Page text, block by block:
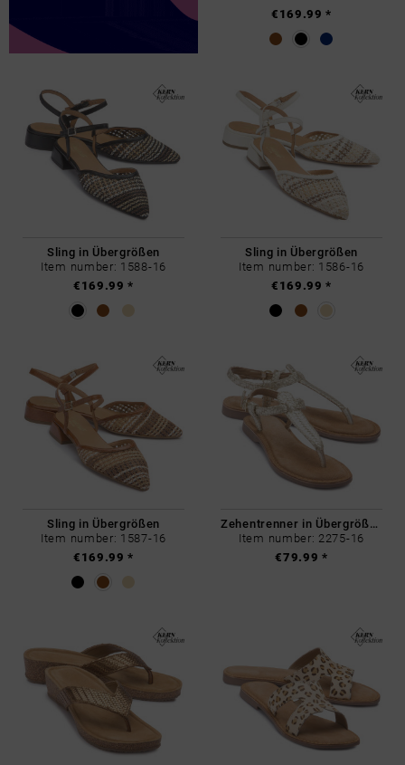
€169.99 *
Sling in Übergrößen
Item number: 1588-16
€169.99 *
Sling in Übergrößen
Item number: 1586-16
€169.99 *
Sling in Übergrößen
Item number: 1587-16
€169.99 *
Zehentrenner in Übergrößen
Item number: 2275-16
€79.99 *